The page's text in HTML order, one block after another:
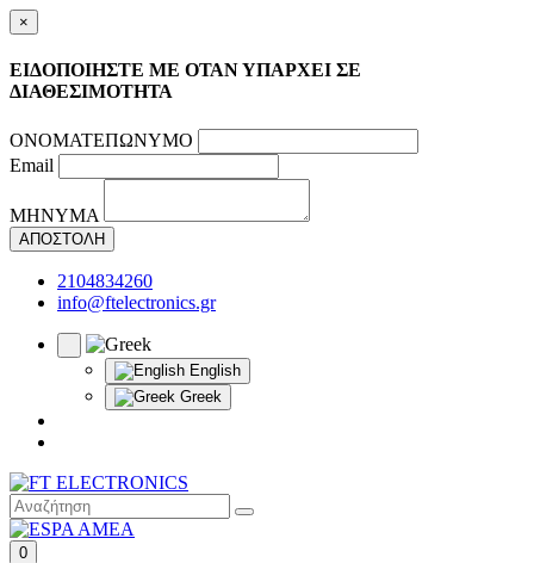
×
ΕΙΔΟΠΟΙΗΣΤΕ ΜΕ ΟΤΑΝ ΥΠΑΡΧΕΙ ΣΕ
ΔΙΑΘΕΣΙΜΟΤΗΤΑ
ΟΝΟΜΑΤΕΠΩΝΥΜΟ
Email
ΜΗΝΥΜΑ
ΑΠΟΣΤΟΛΗ
2104834260
info@ftelectronics.gr
English
Greek
0